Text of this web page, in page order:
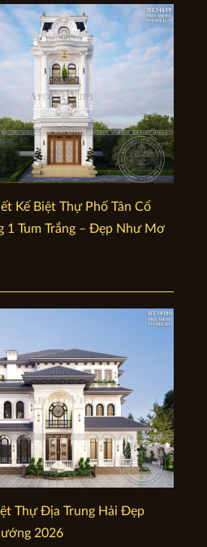
Kế Biệt Thự Phố Tân Cổ
1 Tum Trắng – Đẹp Như Mơ
Thự Địa Trung Hải Đẹp
2026